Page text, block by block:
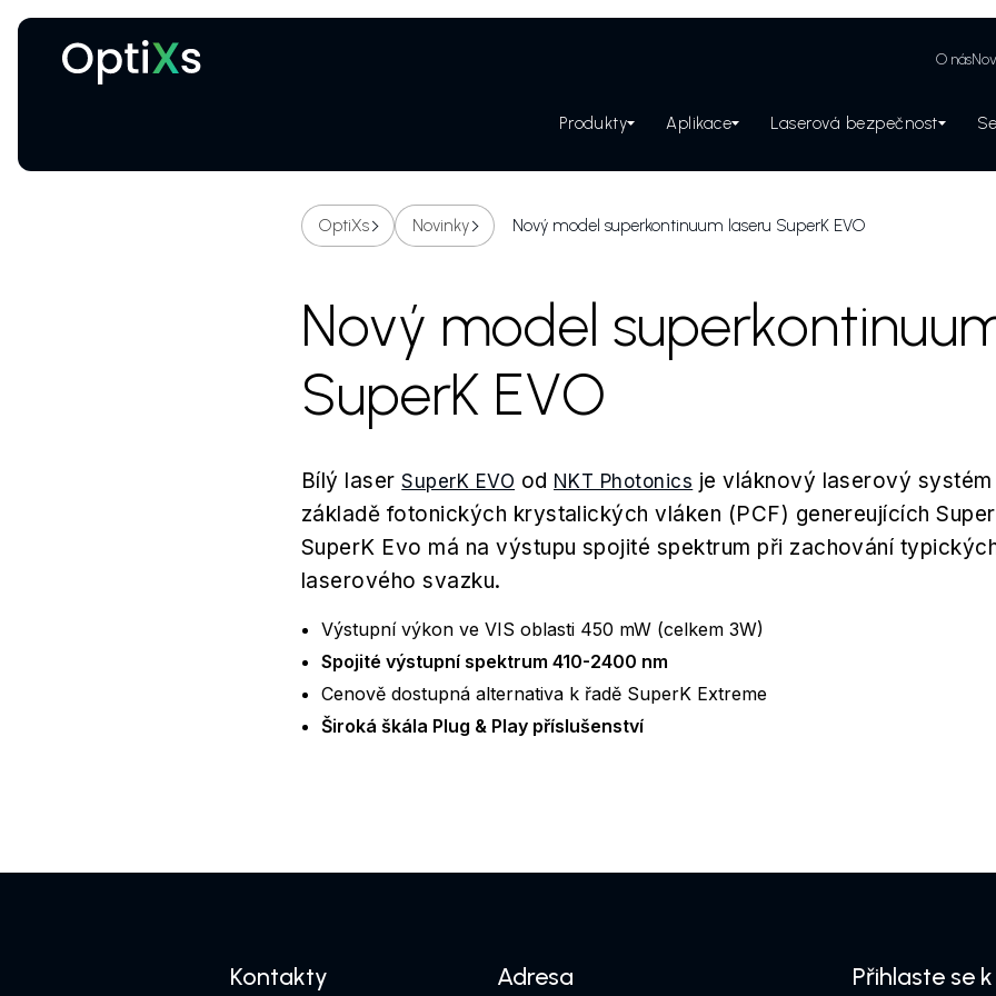
O nás
Produkty Aplikace Laserová bezpečnost
OptiXs Novinky Nový model superkontinuum laseru SuperK EVO
Nový model
SuperK EVO
Bílý laserSuperK EVO od NKT Photonics je vláknový laserový
základě fotonických krystalických vláken (PCF) genereujících
SuperK Evo má na výstupu spojité spektrum při zachování
laserového svazku.
Výstupní výkon ve VIS oblasti 450 mW (celkem 3W)
Spojité výstupní spektrum 410-2400 nm
Cenově dostupná alternativa k řadě SuperK Extreme
Široká škála Plug & Play příslušenství
Kontakty Adresa Přihlaste se